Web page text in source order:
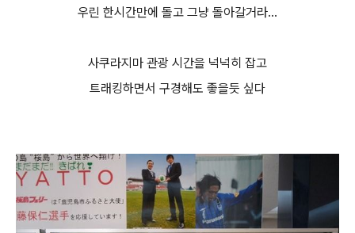
우린 한시간만에 돌고 그냥 돌아갈거라...
사쿠라지마 관광 시간을 넉넉히 잡고
트래킹하면서 구경해도 좋을듯 싶다